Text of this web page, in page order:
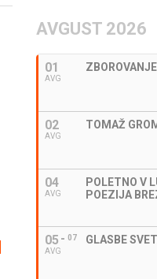
AVGUST 2026
01
AVG
02
AVG
TOMAŽ
04
AVG
POLETNO V
POEZIJA
05
AVG
07 GLASBE